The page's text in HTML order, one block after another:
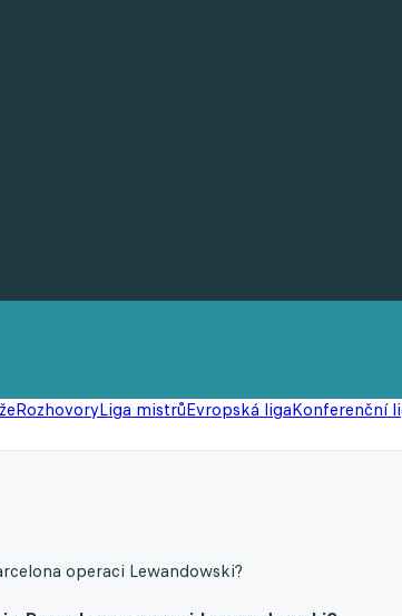
RozhovoryLiga mistrůEvropská ligaKonferenční
operaci Lewandowski?